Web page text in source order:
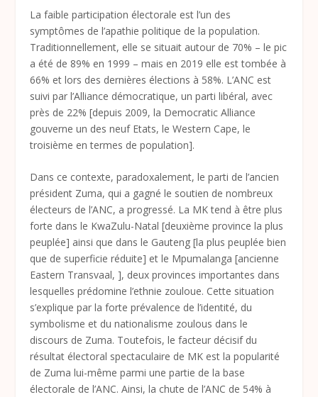
La faible participation électorale est l’un des
symptômes de l’apathie politique de la population.
Traditionnellement, elle se situait autour de 70% – le pic
a été de 89% en 1999 – mais en 2019 elle est tombée à
66% et lors des dernières élections à 58%. L’ANC est
suivi par l’Alliance démocratique, un parti libéral, avec
près de 22% [depuis 2009, la Democratic Alliance
gouverne un des neuf Etats, le Western Cape, le
troisième en termes de population].
Dans ce contexte, paradoxalement, le parti de l’ancien
président Zuma, qui a gagné le soutien de nombreux
électeurs de l’ANC, a progressé. La MK tend à être plus
forte dans le KwaZulu-Natal [deuxième province la plus
peuplée] ainsi que dans le Gauteng [la plus peuplée bien
que de superficie réduite] et le Mpumalanga [ancienne
Eastern Transvaal, ], deux provinces importantes dans
lesquelles prédomine l’ethnie zouloue. Cette situation
s’explique par la forte prévalence de l’identité, du
symbolisme et du nationalisme zoulous dans le
discours de Zuma. Toutefois, le facteur décisif du
résultat électoral spectaculaire de MK est la popularité
de Zuma lui-même parmi une partie de la base
électorale de l’ANC. Ainsi, la chute de l’ANC de 54% à